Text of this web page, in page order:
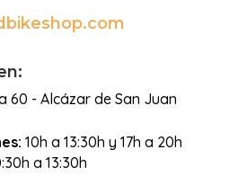
60 - Alcázar de San Juan
10h a 13:30h y 17h a 20h
a 13:30h